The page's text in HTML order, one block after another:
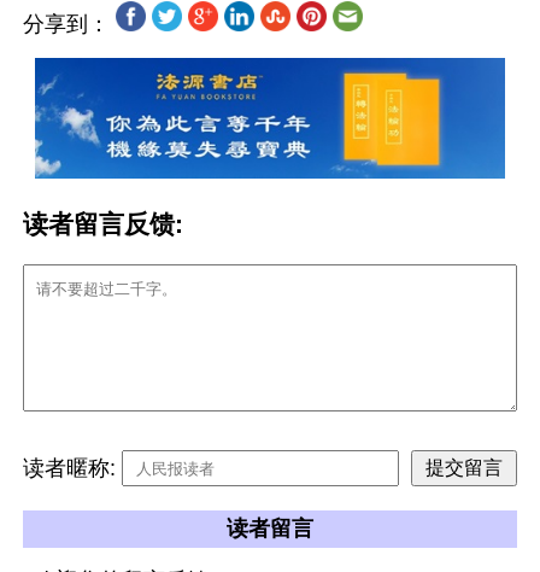
分享到：
读者留言反馈:
读者暱称:
读者留言